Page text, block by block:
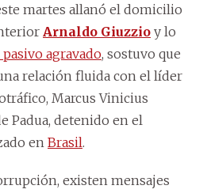
martes allanó el domicilio
Arnaldo Giuzzio y lo
agravado, sostuvo que
relación fluida con el líder
Marcus Vinicius
Padua, detenido en el
en Brasil.
existen mensajes